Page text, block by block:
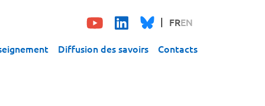
FREN
Diffusion des savoirs Contacts